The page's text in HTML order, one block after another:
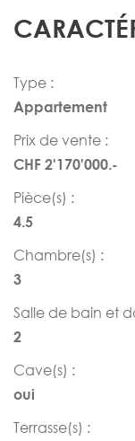
Type :
Appartement
Prix de vente :
CHF 2'170'000.-
Pièce(s) :
4.5
Chambre(s) :
3
Salle de bain et
2
Cave(s) :
oui
Terrasse(s) :